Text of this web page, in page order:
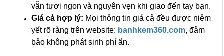
vẫn tươi ngon và nguyên vẹn khi giao đến tay bạn.
Giá cả hợp lý: Mọi thông tin giá cả đều được niêm
yết rõ ràng trên website: banhkem360.com, đảm
bảo không phát sinh phí ẩn.